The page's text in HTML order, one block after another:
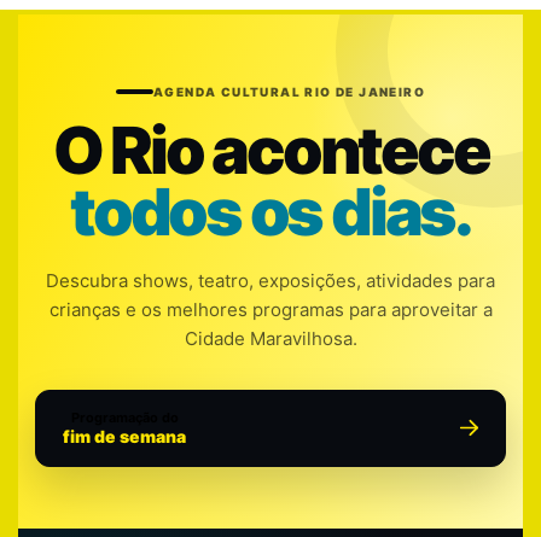
AGENDA CULTURAL RIO DE JANEIRO
O Rio acontece
todos os dias.
Descubra shows, teatro, exposições, atividades para
crianças e os melhores programas para aproveitar a
Cidade Maravilhosa.
fim de semana